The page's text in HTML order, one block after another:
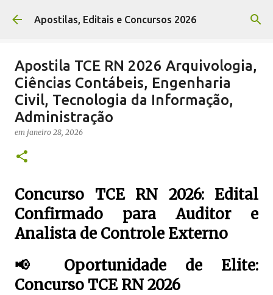
Pular para o conteúdo principal
Apostilas, Editais e Concursos 2026
Apostila TCE RN 2026 Arquivologia,
Ciências Contábeis, Engenharia
Civil, Tecnologia da Informação,
Administração
em janeiro 28, 2026
Concurso TCE RN 2026: Edital
Confirmado para Auditor e
Analista de Controle Externo
📢 Oportunidade de Elite:
Concurso TCE RN 2026